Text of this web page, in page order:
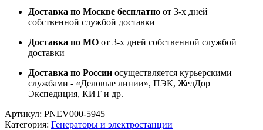
Доставка по Москве бесплатно от 3-х дней
собственной службой доставки
Доставка по МО от 3-х дней собственной службой
доставки
Доставка по России осуществляется курьерскими
службами - «Деловые линии», ПЭК, ЖелДор
Экспедиция, КИТ и др.
Артикул: PNEV000-5945
Категория: Генераторы и электростанции